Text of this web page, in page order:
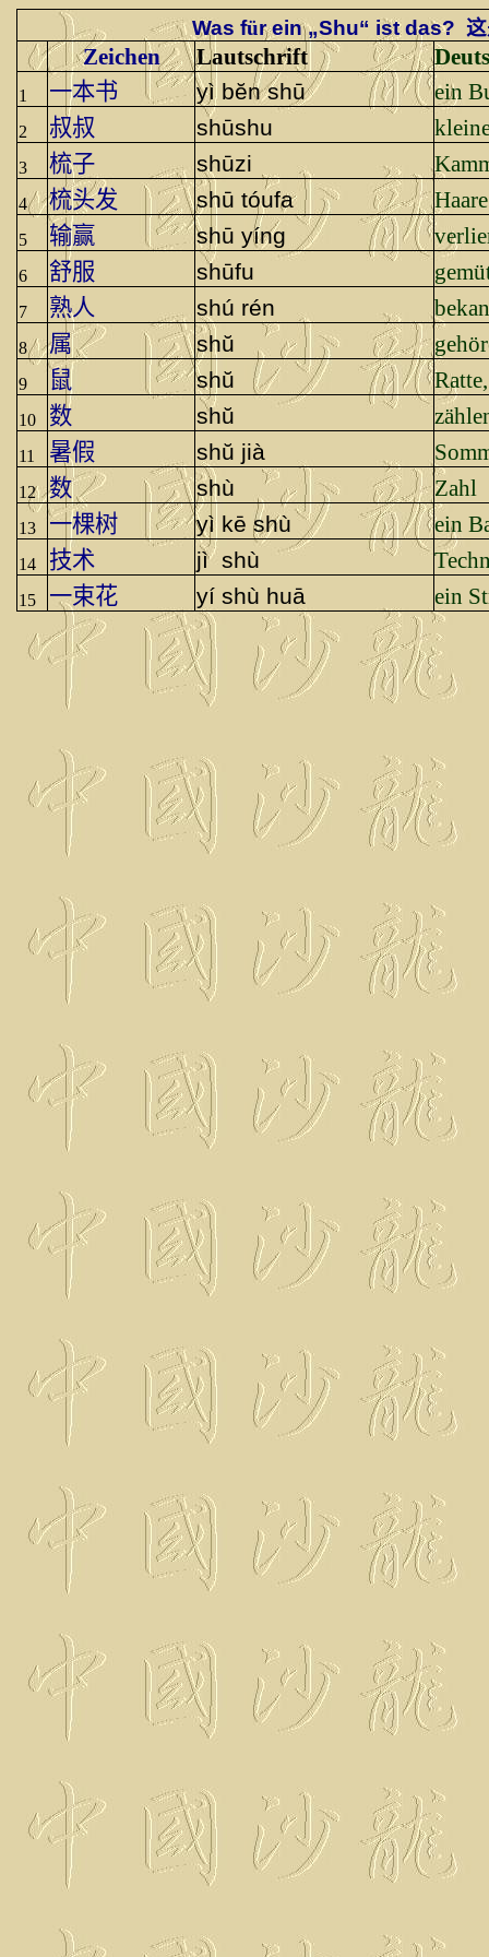
Was für ein „Shu“ ist das?
Zeichen Lautschrift
1 一本书 yì bĕn shū ein
2 叔叔 shūshu
3 梳子 shūzi
4 梳头发 shū tóufa
5 输赢 shū yíng
6 舒服 shūfu
7 熟人 shú rén
8 属 shŭ
9 鼠 shŭ
10 数 shŭ
11 暑假 shŭ jià
12 数 shù Zahl
13 一棵树 yì kē shù ein
14 技术 jì shù
15 一束花 yí shù huā ein